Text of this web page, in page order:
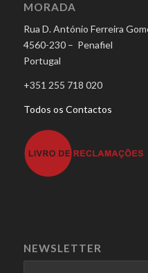
MORADA
Rua D. António Ferreira
4560-230 – Penafiel
Portugal
+351 255 718 020
Todos os Contactos
NEWSLETTER